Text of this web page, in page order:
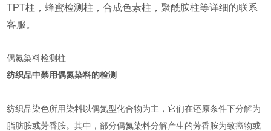
TPT柱，蜂蜜检测柱，合成色素柱，聚酰胺柱等详细的联系
客服。
偶氮染料检测柱
纺织品中禁用偶氮染料的检测
纺织品染色所用染料以偶氮型化合物为主，它们在还原条件下分解为
脂肪胺或芳香胺。其中，部分偶氮染料分解产生的芳香胺为致癌物或